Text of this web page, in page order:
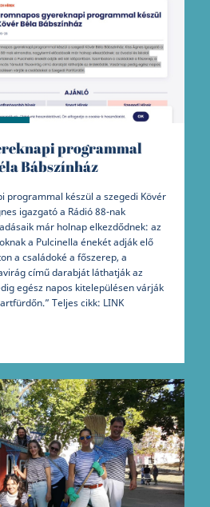
programmal
Bábszínház
programmal készül a szegedi Kövér
igazgató a Rádió 88-nak
már holnap elkezdődnek: az
a Pulcinella énekét adják elő
a családoké a főszerep, a
című darabját láthatják az
egész napos kitelepülésen várják
Teljes cikk: LINK